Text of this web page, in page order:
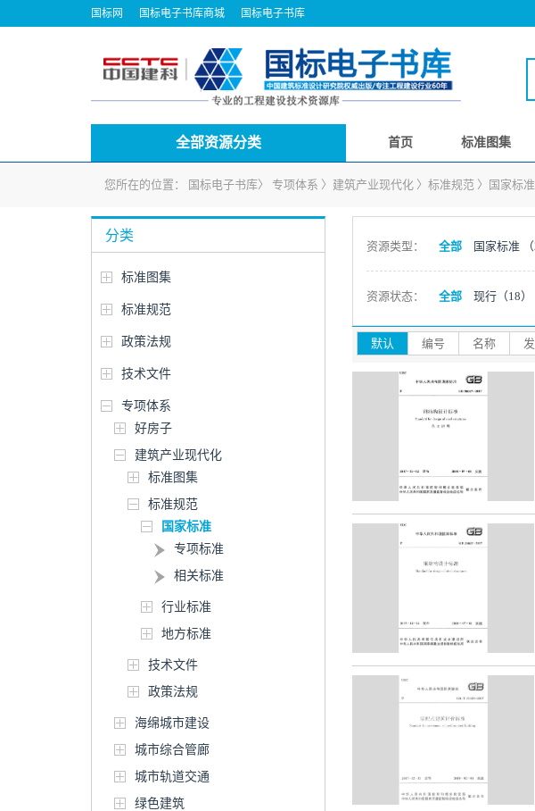
国标网 国标电子书库商城 国标电子书库
全部资源分类 首页 标准图集
您所在的位置： 国标电子书库〉 专项体系 〉 建筑产业现代化 〉 标准规范 〉 国家标准
分类
标准图集
标准规范
政策法规
技术文件
专项体系
好房子
建筑产业现代化
标准图集
标准规范
国家标准
专项标准
相关标准
行业标准
地方标准
技术文件
政策法规
海绵城市建设
城市综合管廊
城市轨道交通
绿色建筑
资源类型： 全部 国家标准
资源状态： 全部 现行 （18）
默认 编号 名称